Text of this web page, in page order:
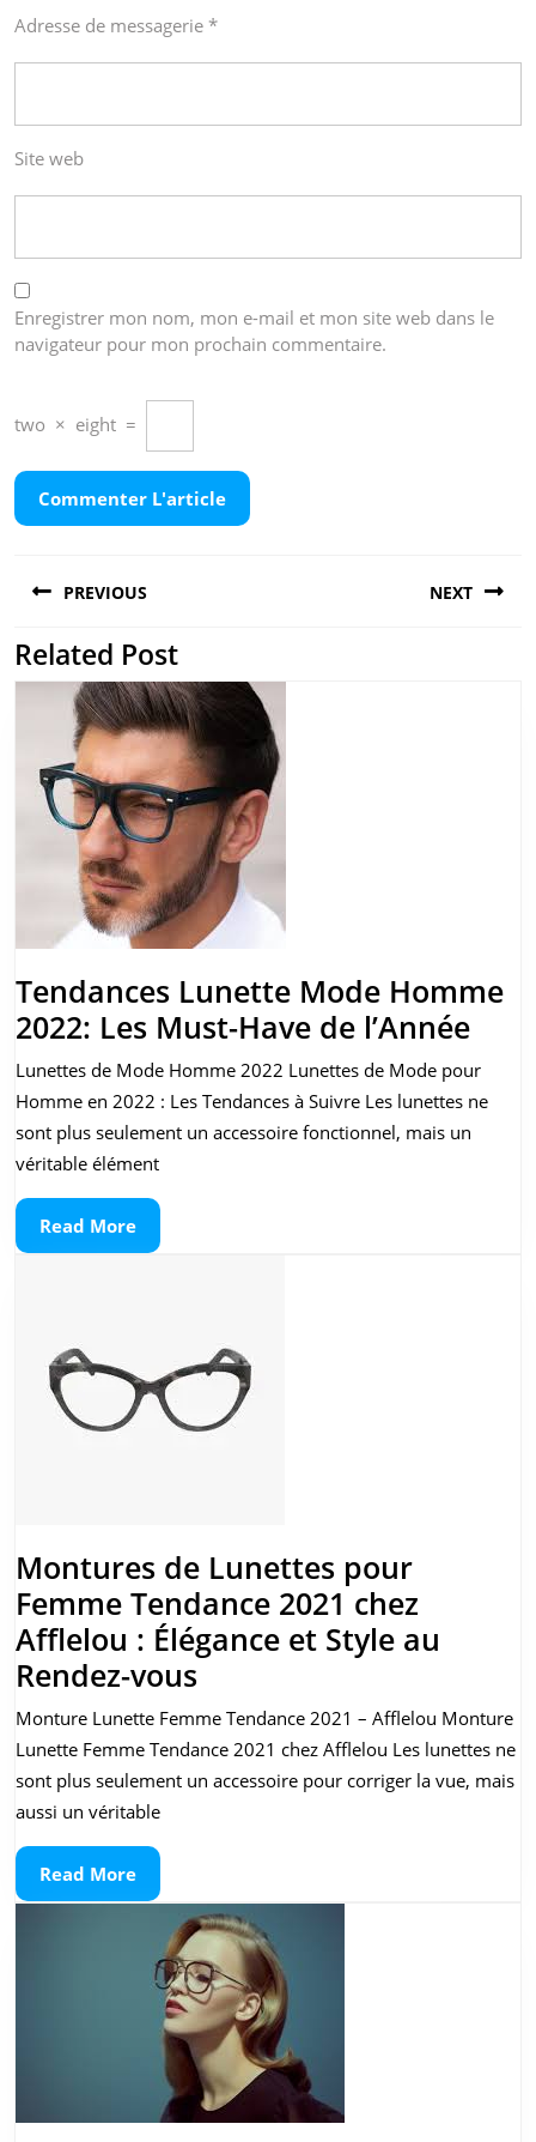
Adresse de messagerie *
Site web
Enregistrer mon nom, mon e-mail et mon site web dans le
navigateur pour mon prochain commentaire.
two × eight =
de
l’article
PREVIOUS
Previous
post:
NEXT
post:
Related Post
Tendances Lunette Mode Homme
2022: Les Must-Have de l’Année
Lunettes de Mode Homme 2022 Lunettes de Mode pour
Homme en 2022 : Les Tendances à Suivre Les lunettes ne
sont plus seulement un accessoire fonctionnel, mais un
véritable élément
Read MoreRead
More
Montures de Lunettes pour
Femme Tendance 2021 chez
Afflelou : Élégance et Style au
Rendez-vous
de
Lunettes
pour
chez
Afflelou
:
Élégance
et
Style
Monture Lunette Femme Tendance 2021 – Afflelou Monture
Lunette Femme Tendance 2021 chez Afflelou Les lunettes ne
sont plus seulement un accessoire pour corriger la vue, mais
aussi un véritable
Read MoreRead
More